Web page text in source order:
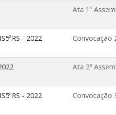
Ata 1º
- 2022
Convocação
Ata 2ª
- 2022
Convocação